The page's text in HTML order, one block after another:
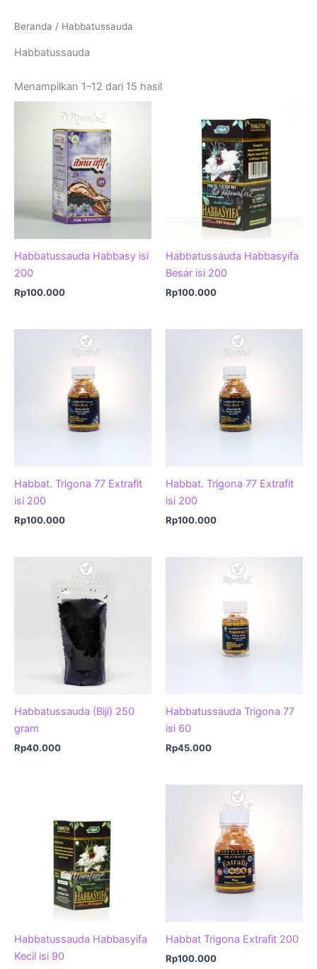
Beranda / Habbatussauda
Habbatussauda
Menampilkan 1–12 dari 15 hasil
Habbatussauda Habbasy isi
200
Rp100.000
Habbatussauda Habbasyifa
Besar isi 200
Rp100.000
Habbat. Trigona 77 Extrafit
isi 200
Rp100.000
Habbat. Trigona 77 Extrafit
isi 200
Rp100.000
Habbatussauda (Biji) 250
gram
Rp40.000
Habbatussauda Trigona 77
isi 60
Rp45.000
Habbatussauda Habbasyifa
Kecil isi 90
Habbat Trigona Extrafit 200
Rp100.000